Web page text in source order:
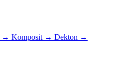
→ Komposit → Dekton →